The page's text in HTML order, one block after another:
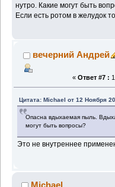
нутро. Какие могут быть
Если есть ротом в желудок
вечерний Андрей
« Ответ #7 :
Цитата: Michael от 12 Ноября
Опасна вдыхаемая пыль.
могут быть вопросы?
Это не внутреннее
Michael